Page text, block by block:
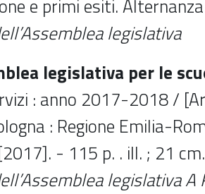
e primi esiti.
legislativa
legislativa per le
: anno 2017-2018 /
: Regione Emilia-
- 115 p. . ill. ; 21 cm.
legislativaA